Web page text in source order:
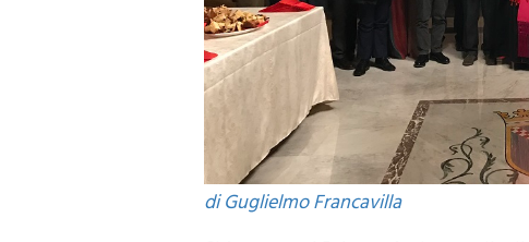
di Guglielmo Francavilla